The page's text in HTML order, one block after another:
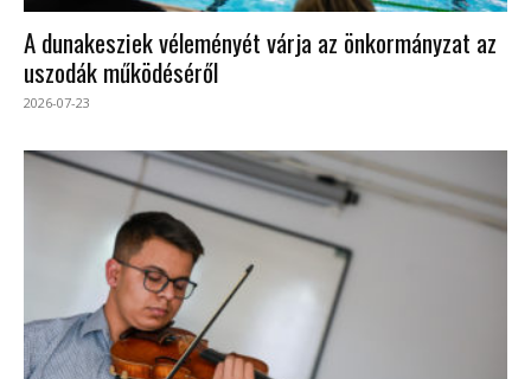
A dunakesziek véleményét várja az önkormányzat az
uszodák működéséről
2026-07-23